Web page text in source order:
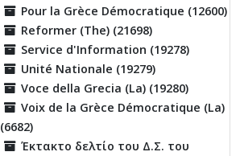
Pour la Grèce Démocratique (12600)
Reformer (The) (21698)
Service d'Information (19278)
Unité Nationale (19279)
Voce della Grecia (La) (19280)
Voix de la Grèce Démocratique (La)
(6682)
Έκτακτο δελτίο του Δ.Σ. του